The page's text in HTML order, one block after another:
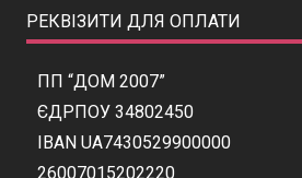
РЕКВІЗИТИ ДЛЯ ОПЛАТИ
ПП “ДОМ 2007”
ЄДРПОУ 34802450
IBAN UA7430529900000
26007015202220